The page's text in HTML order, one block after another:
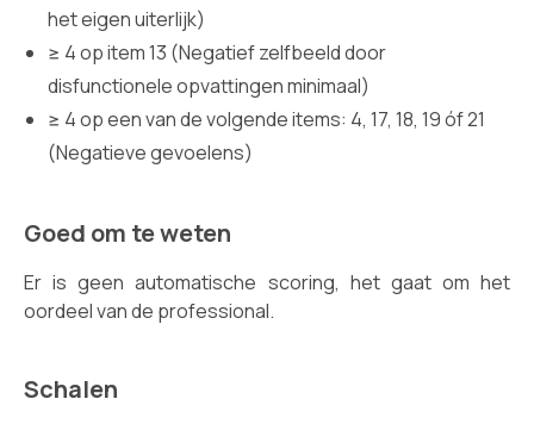
het eigen uiterlijk)
≥ 4 op item 13 (Negatief zelfbeeld door
disfunctionele opvattingen minimaal)
≥ 4 op een van de volgende items: 4, 17, 18, 19 óf 21
(Negatieve gevoelens)
Goed om te weten
Er is geen automatische scoring, het gaat om het
oordeel van de professional.
Schalen